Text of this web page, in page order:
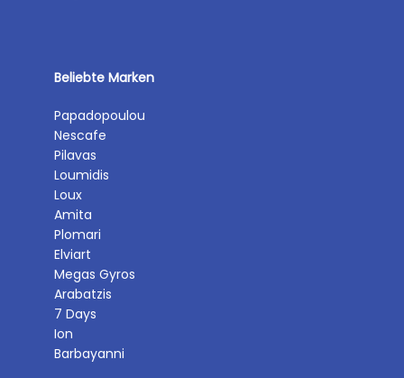
Beliebte Marken
Papadopoulou
Nescafe
Pilavas
Loumidis
Loux
Amita
Plomari
Elviart
Megas Gyros
Arabatzis
7 Days
Ion
Barbayanni